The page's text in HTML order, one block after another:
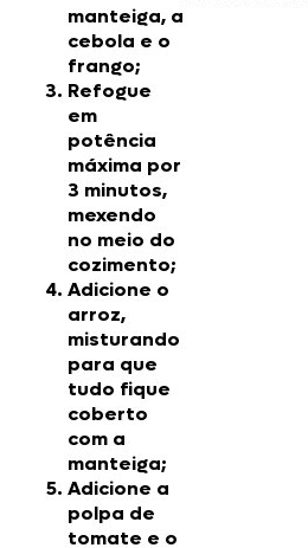
manteiga, a
cebola e o
frango;
Refogue
em
potência
máxima por
3 minutos,
mexendo
no meio do
cozimento;
Adicione o
arroz,
misturando
para que
tudo fique
coberto
com a
manteiga;
Adicione a
polpa de
tomate e o